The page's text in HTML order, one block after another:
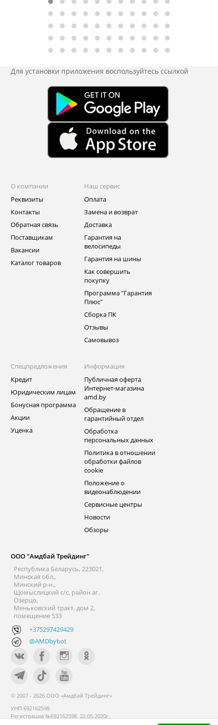
Для установки приложения воспользуйтесь ссылкой
О компании
Реквизиты
Контакты
Обратная связь
Поставщикам
Вакансии
Каталог товаров
Наш сервис
Оплата
Замена и возврат
Доставка
Гарантия на
велосипеды
Гарантия на шины
Как совершить
покупку
Программа "Гарантия
Плюс"
Сборка ПК
Отзывы
Самовывоз
Спецпредложения
Кредит
Юридическим лицам
Бонусная программа
Акции
Уценка
Информация
Публичная оферта
Интернет-магазина
amd.by
Обращение в
гарантийный отдел
Обработка
персональных данных
Политика в отношении
обработки файлов
cookie
Положение о
видеонаблюдении
Сервисные центры
Новости
Обзоры
ООО "Амдбай Трейдинг"
Республика Беларусь, 223021,
Минская обл.,
Минский р-н.,
Щомыслицкий с/с, район аг.
Озерцо,
Меньковский тракт, дом 2,
помещение 533
+375297429429
@AMDbybot
© 2007 - 2026 ООО «Амдбай Трейдинг»
УНП 692162598
Регистрация №692162598, 22.05.2020г.